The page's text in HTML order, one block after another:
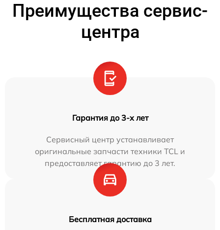
Преимущества сервис-
центра
Гарантия до 3-х лет
Сервисный центр устанавливает
оригинальные запчасти техники TCL и
предоставляет гарантию до 3 лет.
Бесплатная доставка